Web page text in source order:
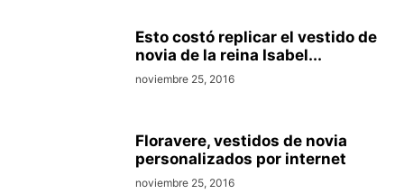
Esto costó replicar el vestido de
novia de la reina Isabel...
noviembre 25, 2016
Floravere, vestidos de novia
personalizados por internet
noviembre 25, 2016